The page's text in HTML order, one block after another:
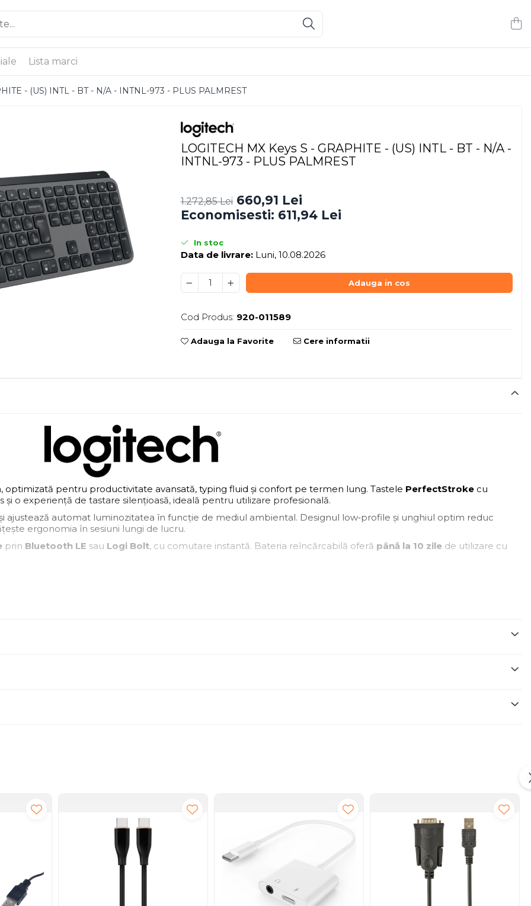
Lista marci
- (US) INTL - BT - N/A - INTNL-973 - PLUS PALMREST
LOGITECH MX Keys S - GRAPHITE - (US) INTL - BT - N/A -
INTNL-973 - PLUS PALMREST
1.272,85 Lei 660,91 Lei
Economisesti: 611,94 Lei
In stoc
Data de livrare:Luni, 10.08.2026
Adauga in cos
Cod Produs: 920-011589
Adauga la Favorite Cere informatii
optimizată pentru productivitate avansată, typing fluid și confort pe termen lung. Tastele PerfectStroke cu
o experiență de tastare silențioasă, ideală pentru utilizare profesională.
automat luminozitatea în funcție de mediul ambiental. Designul low‑profile și unghiul optim reduc
ergonomia în sesiuni lungi de lucru.
prin Bluetooth LE sau Logi Bolt, cu comutare instantă. Bateria reîncărcabilă oferă până la 10 zile de utilizare cu
iPadOS, Android.